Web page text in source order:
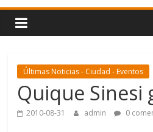
Noticias
Últimas Noticias - Ciudad - Eventos
Quique Sinesi
2010-08-31 admin 0